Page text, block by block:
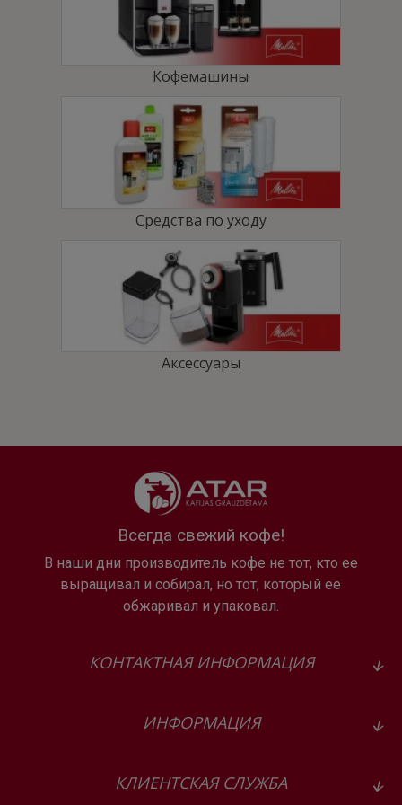
Caffeo® Passione® OT устанавливает
новый стандарт компактности. Кубическая форма
производит визуальное впечатление и при этом
занимает минимальное пространство, что позволяет
легко найти ей место на любой кухне.
Функция One Touch
Для приготовления одного из шести
запрограммированных кофейных напитков, тёплого
молока, молочной пены или горячей воды достаточно
Благодаря панели управления вы можете выбрать один
из четырёх классических напитков — Эспрессо, Café
Crème, Капучино и Латте Маккиато— одним
Эспрессо Маккиато, Латте, Кофе с молоком
Кофемашины
Средства по уходу
Аксессуары
Всегда свежий кофе!
В наши дни производитель кофе не тот, кто ее
выращивал и собирал, но тот, который ее
обжаривал и упаковал.
КОНТАКТНАЯ ИНФОРМАЦИЯ
ИНФОРМАЦИЯ
КЛИЕНТСКАЯ СЛУЖБА